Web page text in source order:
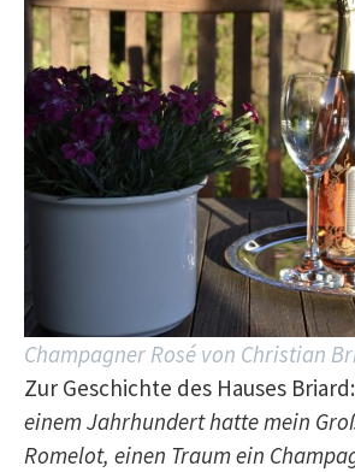
Champagner Rosé von Christian
Zur Geschichte des Hauses
einem Jahrhundert hatte mein
Romelot, einen Traum ein